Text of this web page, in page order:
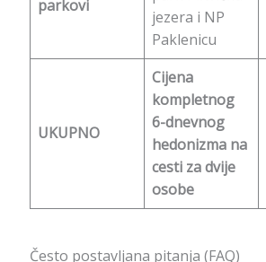
parkovi
jezera i NP
Paklenicu
UKUPNO
Cijena
kompletnog
6-dnevnog
hedonizma na
cesti za dvije
osobe
Često postavljana pitanja (FAQ)